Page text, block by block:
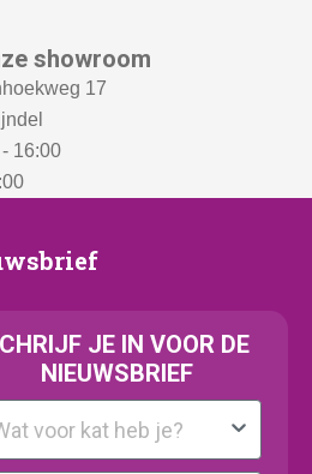
showroom
17
16:00
JE IN VOOR DE
NIEUWSBRIEF